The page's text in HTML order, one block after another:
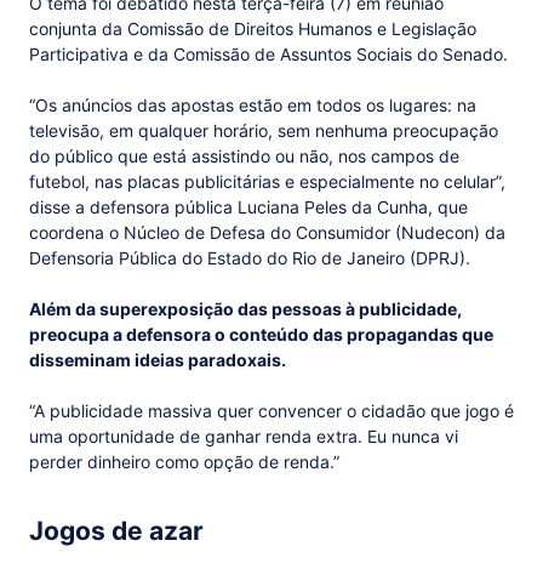
conjunta da Comissão de Direitos Humanos e Legislação
Participativa e da Comissão de Assuntos Sociais do Senado.
“Os anúncios das apostas estão em todos os lugares: na
televisão, em qualquer horário, sem nenhuma preocupação
do público que está assistindo ou não, nos campos de
futebol, nas placas publicitárias e especialmente no celular”,
disse a defensora pública Luciana Peles da Cunha, que
coordena o Núcleo de Defesa do Consumidor (Nudecon) da
Defensoria Pública do Estado do Rio de Janeiro (DPRJ).
Além da superexposição das pessoas à publicidade,
preocupa a defensora o conteúdo das propagandas que
disseminam ideias paradoxais.
“A publicidade massiva quer convencer o cidadão que jogo é
uma oportunidade de ganhar renda extra. Eu nunca vi
perder dinheiro como opção de renda.”
Jogos de azar